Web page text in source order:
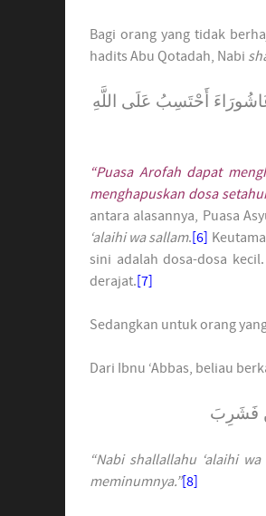
Bagi orang yang tidak
hadits Abu Qotadah, Nabi
أَحْتَسِبُ عَلَى اللَّهِ
“Puasa Arofah dapat
menghapuskan dosa
antara alasannya, Puasa
‘alaihi wa sallam.[6]
sini adalah dosa-dosa
derajat.[7]
Sedangkan untuk orang
Dari Ibnu ‘Abbas, beliau
فَشَرِبَ
“Nabi shallallahu ‘alaihi
meminumnya.”[8]